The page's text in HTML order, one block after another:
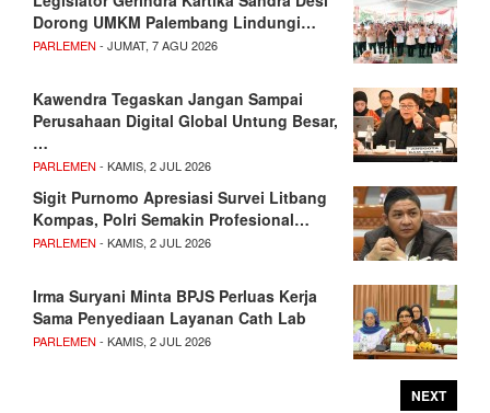
Dorong UMKM Palembang Lindungi…
PARLEMEN - JUMAT, 7 AGU 2026
Kawendra Tegaskan Jangan Sampai
Perusahaan Digital Global Untung Besar,
…
PARLEMEN - KAMIS, 2 JUL 2026
Sigit Purnomo Apresiasi Survei Litbang
Kompas, Polri Semakin Profesional…
PARLEMEN - KAMIS, 2 JUL 2026
Irma Suryani Minta BPJS Perluas Kerja
Sama Penyediaan Layanan Cath Lab
PARLEMEN - KAMIS, 2 JUL 2026
NEXT